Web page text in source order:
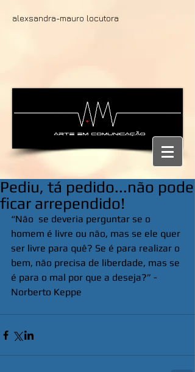
alexsandra-mauro locutora
Pediu, tá pedido...não pode
ficar arrependido!
“Não  se deveria perguntar se o
homem é livre ou não, mas se ele quer
ser livre para quê? Se é para realizar o
bem, não precisa de liberdade, mas se
é para o mal por que a deseja?” -
Norberto Keppe